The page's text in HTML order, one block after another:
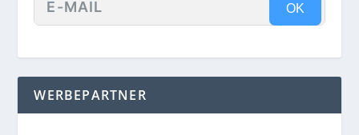
OK
WERBEPARTNER